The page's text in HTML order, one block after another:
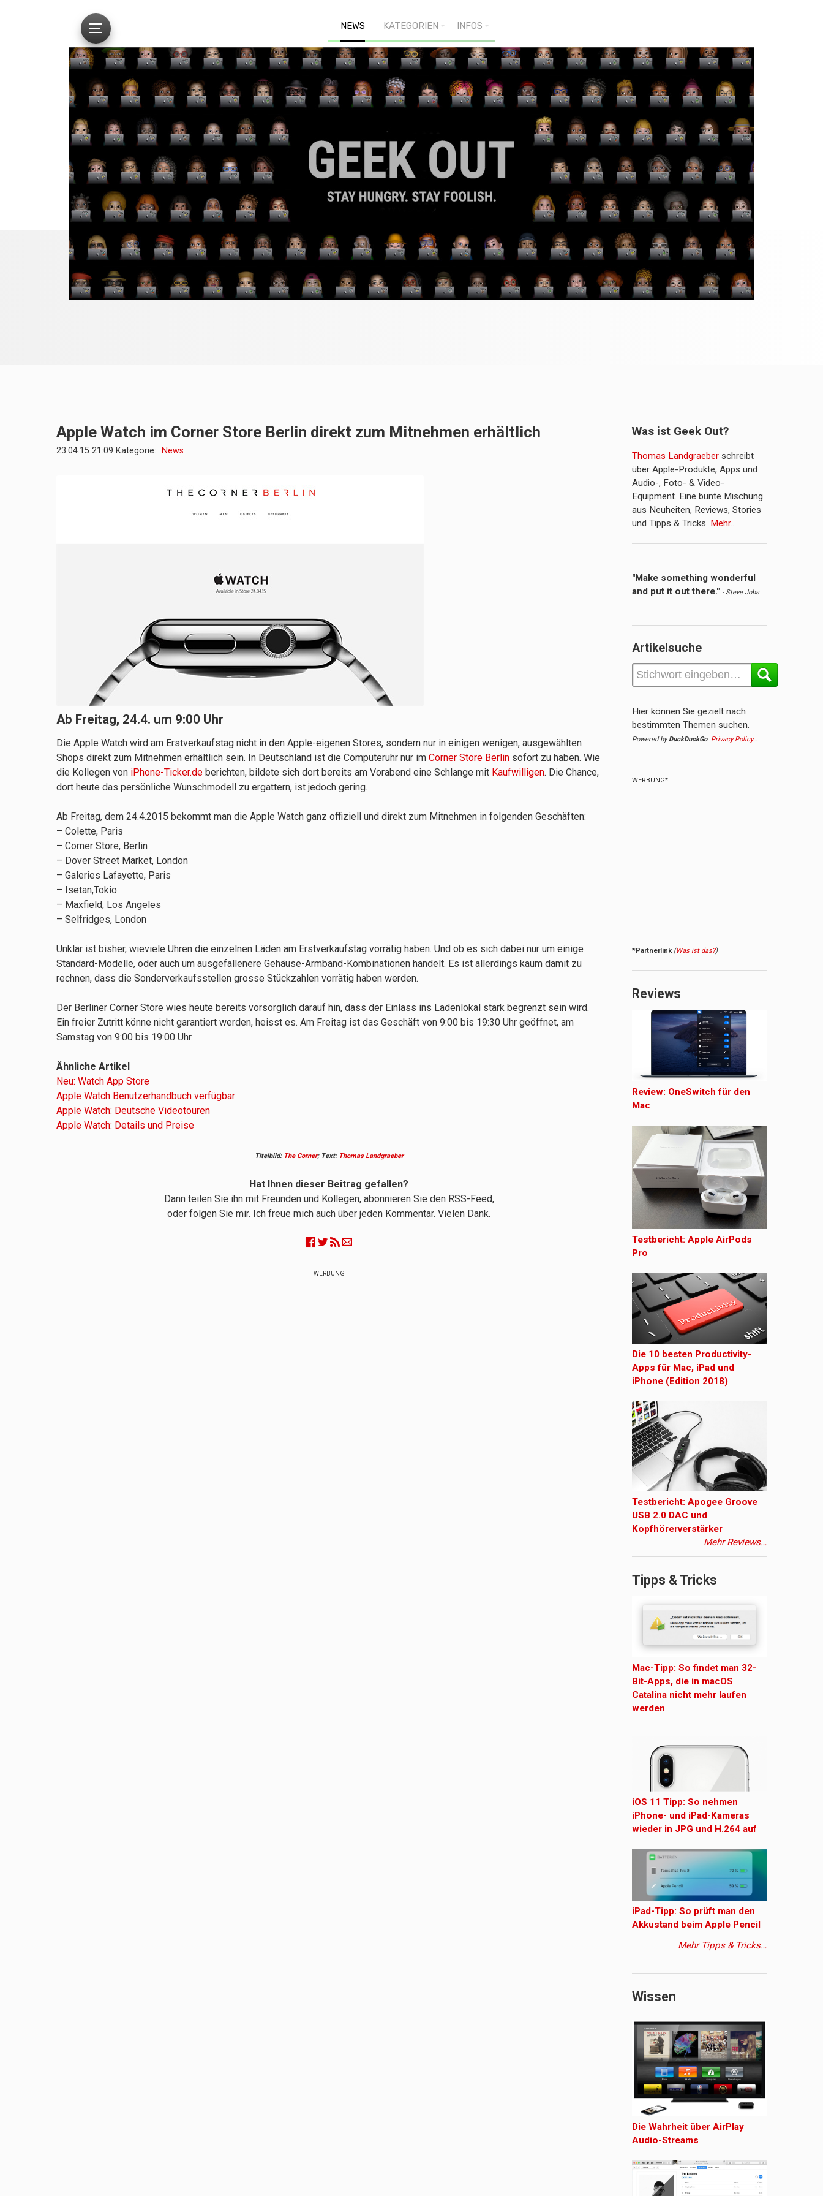
NEWS KATEGORIEN INFOS
Apple Watch im Corner Store Berlin direkt zum Mitnehmen erhältlich
23.04.15 21:09 Kategorie: News
Ab Freitag, 24.4. um 9:00 Uhr
Die Apple Watch wird am Erstverkaufstag nicht in den Apple-eigenen Stores, sondern nur in einigen wenigen, ausgewählten
Shops direkt zum Mitnehmen erhältlich sein. In Deutschland ist die Computeruhr nur im Corner Store Berlin sofort zu haben. Wie
die Kollegen von iPhone-Ticker.de berichten, bildete sich dort bereits am Vorabend eine Schlange mit Kaufwilligen. Die Chance,
dort heute das persönliche Wunschmodell zu ergattern, ist jedoch gering.
Ab Freitag, dem 24.4.2015 bekommt man die Apple Watch ganz offiziell und direkt zum Mitnehmen in folgenden Geschäften:
– Colette, Paris
– Corner Store, Berlin
– Dover Street Market, London
– Galeries Lafayette, Paris
– Isetan,Tokio
– Maxfield, Los Angeles
– Selfridges, London
Unklar ist bisher, wieviele Uhren die einzelnen Läden am Erstverkaufstag vorrätig haben. Und ob es sich dabei nur um einige
Standard-Modelle, oder auch um ausgefallenere Gehäuse-Armband-Kombinationen handelt. Es ist allerdings kaum damit zu
rechnen, dass die Sonderverkaufsstellen grosse Stückzahlen vorrätig haben werden.
Der Berliner Corner Store wies heute bereits vorsorglich darauf hin, dass der Einlass ins Ladenlokal stark begrenzt sein wird.
Ein freier Zutritt könne nicht garantiert werden, heisst es. Am Freitag ist das Geschäft von 9:00 bis 19:30 Uhr geöffnet, am
Samstag von 9:00 bis 19:00 Uhr.
Ähnliche Artikel
Neu: Watch App Store
Apple Watch Benutzerhandbuch verfügbar
Apple Watch: Deutsche Videotouren
Apple Watch: Details und Preise
Titelbild: The Corner; Text: Thomas Landgraeber
Hat Ihnen dieser Beitrag gefallen?
Dann teilen Sie ihn mit Freunden und Kollegen, abonnieren Sie den RSS-Feed,
oder folgen Sie mir. Ich freue mich auch über jeden Kommentar. Vielen Dank.
WERBUNG
Was ist Geek Out?
Thomas Landgraeber schreibt
über Apple-Produkte, Apps und
Audio-, Foto- & Video-
Equipment. Eine bunte Mischung
aus Neuheiten, Reviews, Stories
und Tipps & Tricks. Mehr…
"Make something wonderful
and put it out there." - Steve Jobs
Artikelsuche
Hier können Sie gezielt nach
bestimmten Themen suchen.
Powered byDuckDuckGo. Privacy Policy…
WERBUNG*
*Partnerlink (Was ist das?)
Reviews
Review: OneSwitch für den
Mac
Testbericht: Apple AirPods
Pro
Die 10 besten Productivity-
Apps für Mac, iPad und
iPhone (Edition 2018)
Testbericht: Apogee Groove
USB 2.0 DAC und
Kopfhörerverstärker
Mehr Reviews…
Tipps & Tricks
Mac-Tipp: So findet man 32-
Bit-Apps, die in macOS
Catalina nicht mehr laufen
werden
iOS 11 Tipp: So nehmen
iPhone- und iPad-Kameras
wieder in JPG und H.264 auf
iPad-Tipp: So prüft man den
Akkustand beim Apple Pencil
Mehr Tipps & Tricks…
Wissen
Die Wahrheit über AirPlay
Audio-Streams